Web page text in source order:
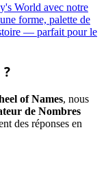
World avec notre
forme, palette de
— parfait pour le
of Names, nous
de Nombres
des réponses en